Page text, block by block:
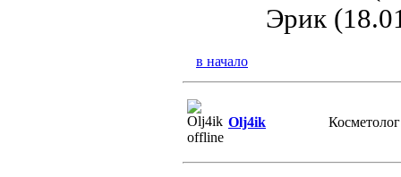
Эрик
в начало
Olj4ik Косметолог